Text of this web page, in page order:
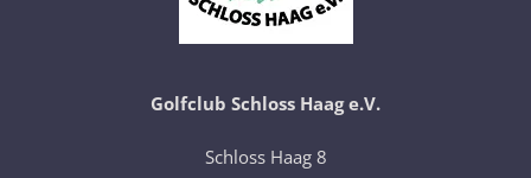
Golfclub Schloss Haag e.V.
​Schloss Haag 8